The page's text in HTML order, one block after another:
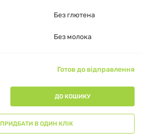
Готов до відправлення
ДО КОШИКУ
ПРИДБАТИ В ОДИН КЛІК
Без глютена
Без молока